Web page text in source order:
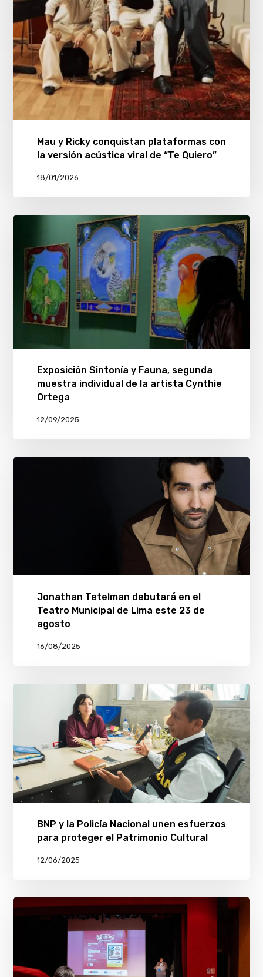
Mau y Ricky conquistan plataformas con
la versión acústica viral de “Te Quiero”
18/01/2026
Exposición Sintonía y Fauna, segunda
muestra individual de la artista Cynthie
Ortega
12/09/2025
Jonathan Tetelman debutará en el
Teatro Municipal de Lima este 23 de
agosto
16/08/2025
BNP y la Policía Nacional unen esfuerzos
para proteger el Patrimonio Cultural
12/06/2025